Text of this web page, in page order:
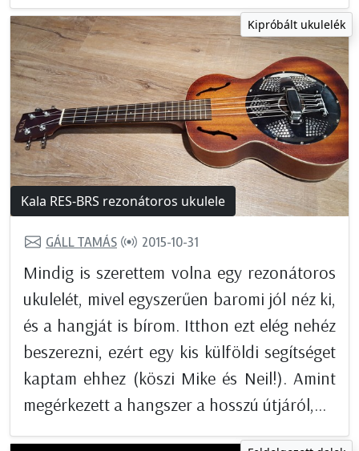
Kipróbált ukulelék
Kala RES-BRS rezonátoros ukulele
GÁLL TAMÁS 2015-10-31
Mindig is szerettem volna egy rezonátoros
ukulelét, mivel egyszerűen baromi jól néz ki,
és a hangját is bírom. Itthon ezt elég nehéz
beszerezni, ezért egy kis külföldi segítséget
kaptam ehhez (köszi Mike és Neil!). Amint
megérkezett a hangszer a hosszú útjáról,...